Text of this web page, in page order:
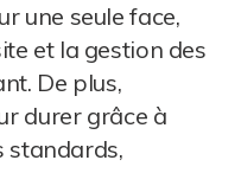
une seule face,
et la gestion des
De plus,
durer grâce à
standards,